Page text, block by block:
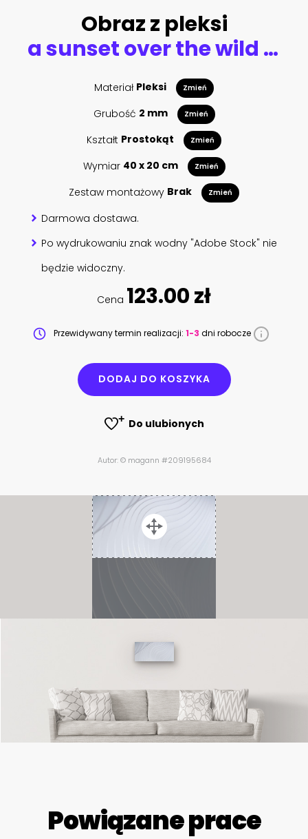
Obraz z pleksi
a sunset over the wild sea
Materiał Pleksi Zmień
Grubość 2 mm Zmień
Kształt Prostokąt Zmień
Wymiar 40 x 20 cm Zmień
Zestaw montażowy Brak Zmień
Darmowa dostawa.
Po wydrukowaniu znak wodny "Adobe Stock" nie
będzie widoczny.
Cena 123.00 zł
Przewidywany termin realizacji: 1-3 dni robocze
DODAJ DO KOSZYKA
Do ulubionych
Autor: © magann #209195684
Powiązane prace